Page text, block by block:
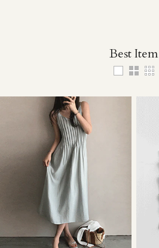
Best Item